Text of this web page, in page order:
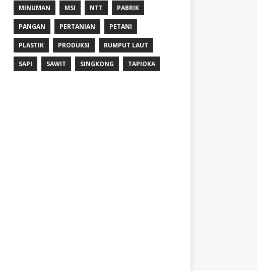
MINUMAN MSI NTT PABRIK
PANGAN PERTANIAN PETANI
PLASTIK PRODUKSI RUMPUT LAUT
SAPI SAWIT SINGKONG TAPIOKA